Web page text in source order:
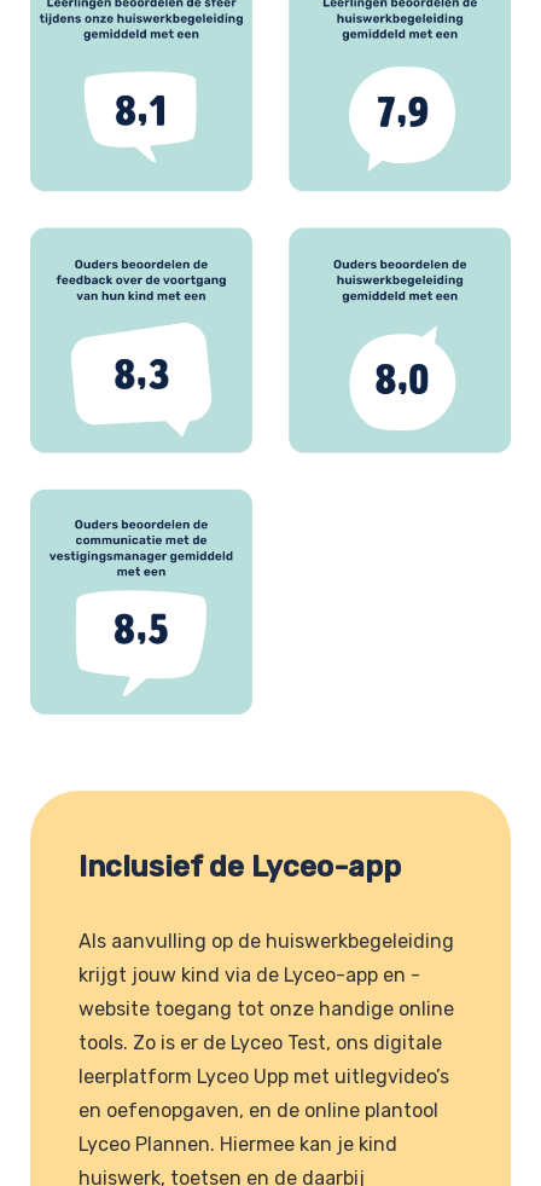
Inclusief de Lyceo-app
Als aanvulling op de huiswerkbegeleiding
krijgt jouw kind via de Lyceo-app en -
website toegang tot onze handige online
tools. Zo is er de Lyceo Test, ons digitale
leerplatform Lyceo Upp met uitlegvideo’s
en oefenopgaven, en de online plantool
Lyceo Plannen. Hiermee kan je kind
huiswerk, toetsen en de daarbij